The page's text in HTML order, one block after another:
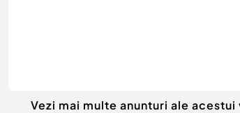
Vezi mai multe anunturi ale acestui